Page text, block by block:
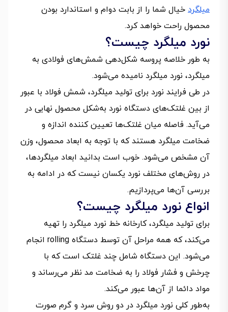
میلگرد خیال شما را از بابت دوام و استاندارد بودن
محصول راحت خواهد کرد.
نورد میلگرد چیست؟
به طور خلاصه پروسه شکل‌دهی شمش‌های فولادی به
میلگرد، نورد میلگرد نامیده می‌شود.
در طی فرایند نورد برای تولید میلگرد، شمش فولاد با عبور
از بین غلتک‌های دستگاه نورد به‌شکل محصول نهایی در
می‌آید. فاصله میان غلتک‌ها تعیین کننده اندازه و
ضخامت میلگرد هستند که با توجه به ابعاد محصول، وزن
آن مشخص می‌شود. خوب است بدانید ابعاد میلگردها،
در روش‌های مختلف نورد یکسان نیست که در ادامه به
بررسی آن‌ها می‌پردازیم.
انواع نورد میلگرد چیست؟
برای تولید میلگرد، کارخانه خط نورد میلگرد را تهیه
می‌کند، که همه مراحل آن توسط دستگاه rolling انجام
می‌شود. این دستگاه شامل چند غلتک است که با
چرخش و فشار فولاد را به ضخامت مد نظر می‌رساند و
مواد دائما از آن‌ها عبور می‌کند.
به‌طور کلی نورد میلگرد در دو روش سرد و گرم صورت